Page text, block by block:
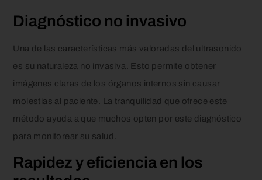
Diagnóstico no invasivo
Una de las características más valoradas del ultrasonido
es su naturaleza no invasiva. Esto permite obtener
imágenes claras de los órganos internos sin causar
molestias al paciente. La tranquilidad que ofrece este
método ayuda a que muchos opten por este diagnóstico
para monitorear su salud.
Rapidez y eficiencia en los